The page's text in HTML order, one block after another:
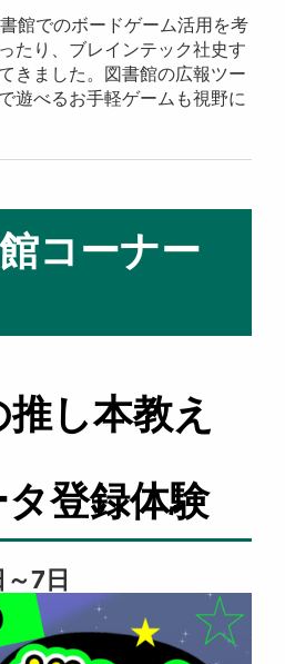
館でのボードゲーム活用を考
たり、ブレインテック社史す
きました。図書館の広報ツー
遊べるお手軽ゲームも視野に
コーナー
し本教え
登録体験
7日